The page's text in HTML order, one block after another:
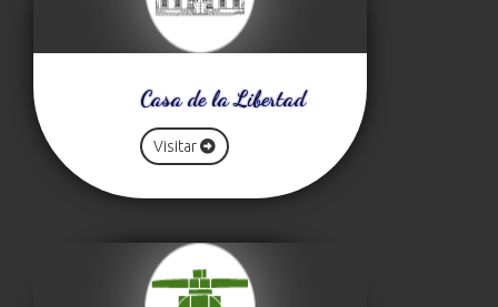
Casa de la Libertad
Visitar